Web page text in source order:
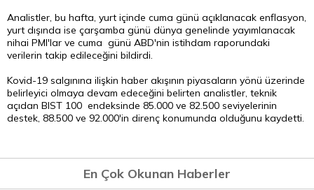
Analistler, bu hafta, yurt içinde cuma günü açıklanacak enflasyon,
yurt dışında ise çarşamba günü dünya genelinde yayımlanacak
nihai PMI'lar ve cuma günü ABD'nin istihdam raporundaki
verilerin takip edileceğini bildirdi.
Kovid-19 salgınına ilişkin haber akışının piyasaların yönü üzerinde
belirleyici olmaya devam edeceğini belirten analistler, teknik
açıdan BIST 100 endeksinde 85.000 ve 82.500 seviyelerinin
destek, 88.500 ve 92.000'in direnç konumunda olduğunu kaydetti.
En Çok Okunan Haberler